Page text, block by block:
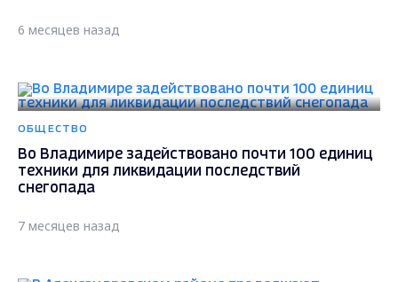
6 месяцев назад
ОБЩЕСТВО
Во Владимире задействовано почти 100 единиц
техники для ликвидации последствий
снегопада
7 месяцев назад